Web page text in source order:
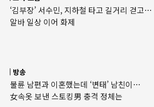
‘김부장’ 서수민, 지하철 타고 길거리 걷고…
알바 일상 이어 화제
방송
불륜 남편과 이혼했는데 ‘변태’ 남친이…
女속옷 보낸 스토킹男 충격 정체는